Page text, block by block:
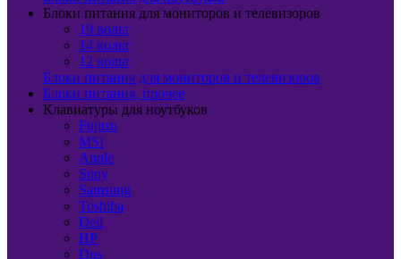
Блоки питания для мониторов и телевизоров
19 вольт
14 вольт
12 вольт
Блоки питания для мониторов и телевизоров
Блоки питания, прочее
Клавиатуры для ноутбуков
Fujitsu
MSI
Apple
Sony
Samsung
Toshiba
Dell
HP
Dns